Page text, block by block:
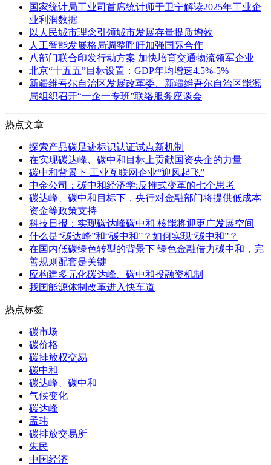
国家统计局工业司首席统计师于卫宁解读2025年工业企
业利润数据
以人民城市理念引领城市发展存量提质增效
人工智能发展格局调整呼吁加强国际合作
八部门联合印发行动方案 加快培育交通物流领军企业
北京“十五五”目标设置：GDP年均增速4.5%-5%
新疆维吾尔自治区发展改革委、新疆维吾尔自治区能源
局组织召开“一企一专班”联络服务座谈会
热点文章
探索产品碳足迹标识认证试点新机制
在实现碳达峰、碳中和目标上贡献国资央企的力量
碳中和背景下 工业互联网企业“迎风起飞”
中金公司：碳中和经济学:反推式变革的七个思考
碳达峰、碳中和目标下，央行对金融部门将提供低成本
资金等政策支持
科技日报：实现碳达峰碳中和 核能将迎更广发展空间
什么是“碳达峰”和“碳中和”？如何实现“碳中和”？
在国内低碳绿色转型的背景下 绿色金融借力碳中和，完
善规则配套是关键
应构建多元化碳达峰、碳中和投融资机制
我国能源体制改革进入快车道
热点标签
碳市场
碳价格
碳排放权交易
碳中和
碳达峰、碳中和
气候变化
碳达峰
孟玮
碳排放交易所
朱民
中国经济